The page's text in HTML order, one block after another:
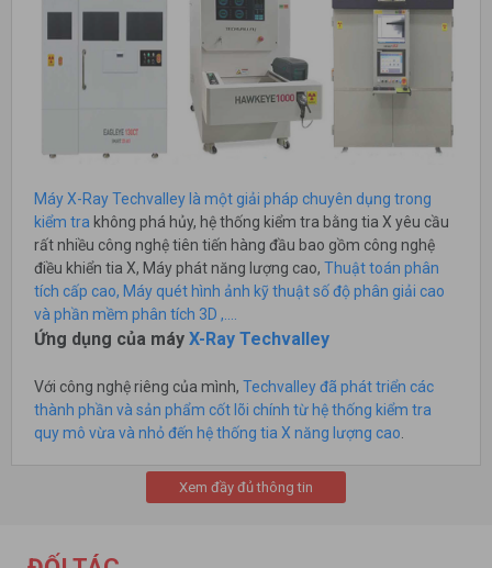
Máy X-Ray Techvalley là một giải pháp chuyên dụng trong
kiểm tra không phá hủy, hệ thống kiểm tra bằng tia X yêu cầu
rất nhiều công nghệ tiên tiến hàng đầu bao gồm công nghệ
điều khiển tia X, Máy phát năng lượng cao, Thuật toán phân
tích cấp cao, Máy quét hình ảnh kỹ thuật số độ phân giải cao
và phần mềm phân tích 3D ,….
Ứng dụng của máy X-Ray Techvalley
Với công nghệ riêng của mình, Techvalley đã phát triển các
thành phần và sản phẩm cốt lõi chính từ hệ thống kiểm tra
quy mô vừa và nhỏ đến hệ thống tia X năng lượng cao
phân tích tia X công nghiệp khác nhau cho tất cả các ngành
công nghiệp bao gồm kim loại, điện / điện tử, chất bán dẫn,
Xem đầy đủ thông tin